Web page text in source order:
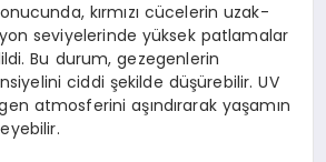
kırmızı cücelerin uzak-
seviyelerinde yüksek patlamalar
Bu durum, gezegenlerin
ciddi şekilde düşürebilir. UV
atmosferini aşındırarak yaşamın